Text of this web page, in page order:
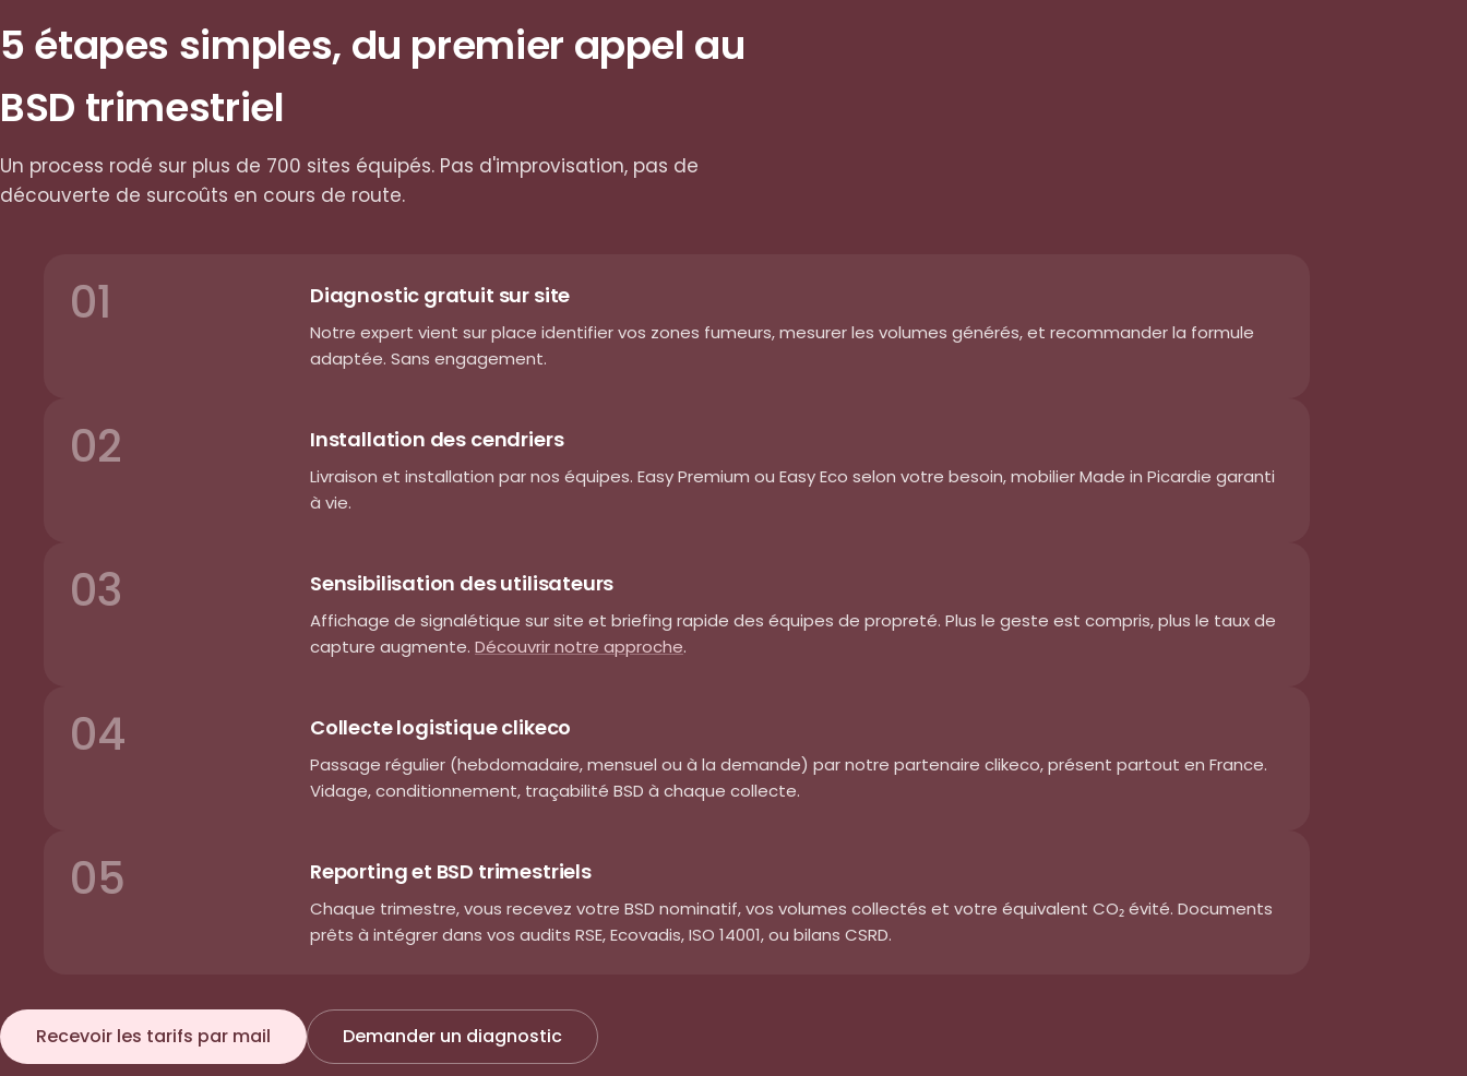
5 étapes simples, du premier appel au
BSD trimestriel
Un process rodé sur plus de 700 sites équipés. Pas d'improvisation, pas de
découverte de surcoûts en cours de route.
01 Diagnostic gratuit sur site
Notre expert vient sur place identifier vos zones fumeurs, mesurer les volumes générés, et recommander la formule
adaptée. Sans engagement.
02 Installation des cendriers
Livraison et installation par nos équipes. Easy Premium ou Easy Eco selon votre besoin, mobilier Made in Picardie garanti
à vie.
03 Sensibilisation des utilisateurs
Affichage de signalétique sur site et briefing rapide des équipes de propreté. Plus le geste est compris, plus le taux de
capture augmente. Découvrir notre approche.
04 Collecte logistique clikeco
Passage régulier (hebdomadaire, mensuel ou à la demande) par notre partenaire clikeco, présent partout en France.
Vidage, conditionnement, traçabilité BSD à chaque collecte.
05 Reporting et BSD trimestriels
Chaque trimestre, vous recevez votre BSD nominatif, vos volumes collectés et votre équivalent CO₂ évité. Documents
prêts à intégrer dans vos audits RSE, Ecovadis, ISO 14001, ou bilans CSRD.
Recevoir les tarifs par mail Demander un diagnostic